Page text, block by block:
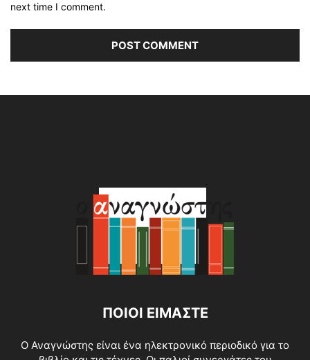
next time I comment.
ΠΟΙΟΙ ΕΙΜΑΣΤΕ
O Αναγνώστης είναι ένα ηλεκτρονικό περιοδικό για το